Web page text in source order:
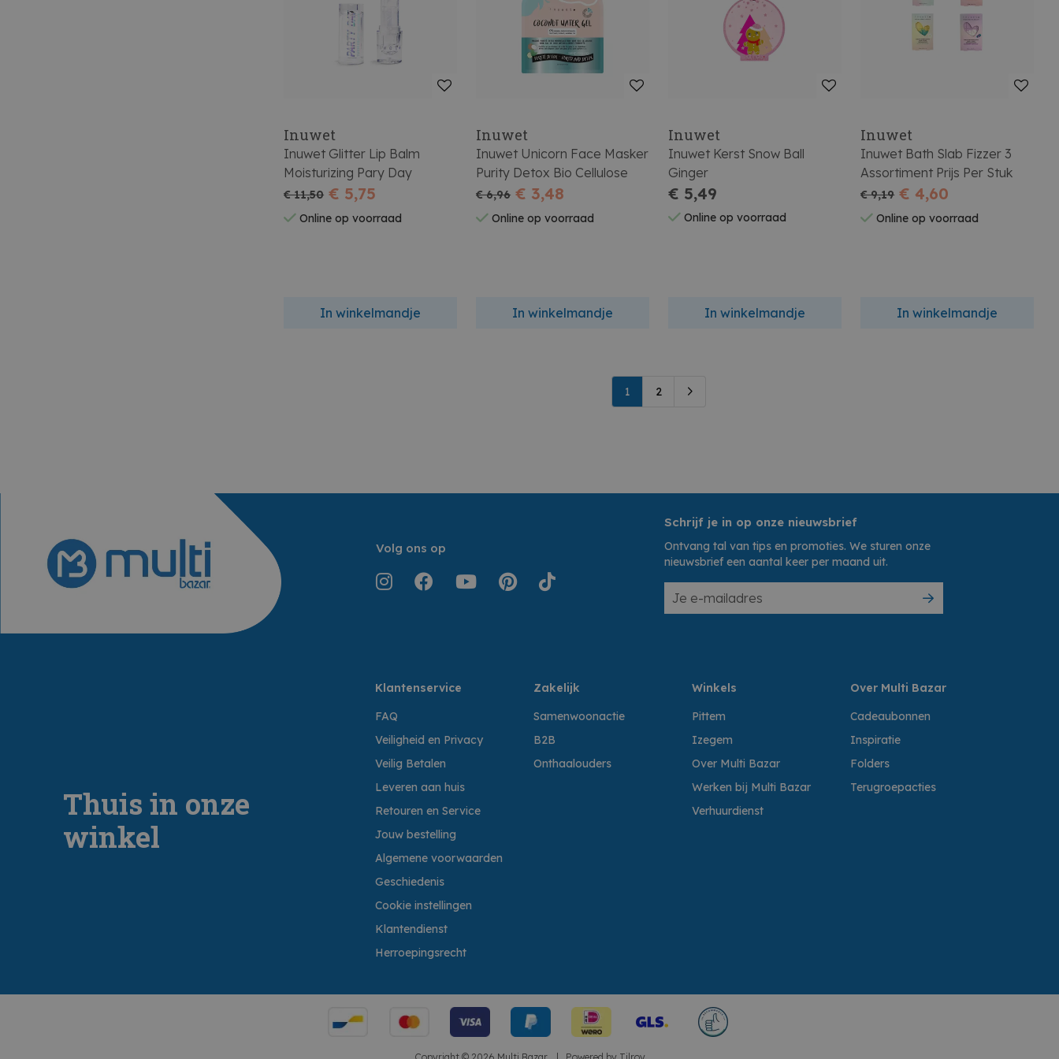
Inuwet
Inuwet Glitter Lip Balm
Moisturizing Pary Day
€ 11,50 € 5,75
Online op voorraad
In winkelmandje
Inuwet
Inuwet Unicorn Face Masker
Purity Detox Bio Cellulose
€ 6,96 € 3,48
Online op voorraad
In winkelmandje
Inuwet
Inuwet Kerst Snow Ball
Ginger
€ 5,49
Online op voorraad
In winkelmandje
Inuwet
Inuwet Bath Slab Fizzer 3
Assortiment Prijs Per Stuk
€ 9,19 € 4,60
Online op voorraad
In winkelmandje
1 2
Volg ons op
Schrijf je in op onze nieuwsbrief
Ontvang tal van tips en promoties. We sturen onze
nieuwsbrief een aantal keer per maand uit.
Thuis in onze
winkel
Klantenservice
FAQ
Veiligheid en Privacy
Veilig Betalen
Leveren aan huis
Retouren en Service
Jouw bestelling
Algemene voorwaarden
Geschiedenis
Cookie instellingen
Klantendienst
Herroepingsrecht
Zakelijk
Samenwoonactie
B2B
Onthaalouders
Winkels
Pittem
Izegem
Over Multi Bazar
Werken bij Multi Bazar
Verhuurdienst
Over Multi Bazar
Cadeaubonnen
Inspiratie
Folders
Terugroepacties